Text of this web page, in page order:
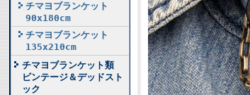
チマヨブランケット
90x180cm
チマヨブランケット
135x210cm
チマヨブランケット類
ビンテージ＆デッドスト
ック